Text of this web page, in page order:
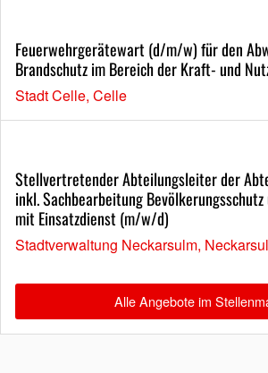
Feuerwehrgerätewart (d/m/w) für den
Brandschutz im Bereich der Kraft- und
Stadt Celle, Celle
Stellvertretender Abteilungsleiter der
inkl. Sachbearbeitung
mit Einsatzdienst (m/w/d)
Stadtverwaltung Neckarsulm,
Alle Angebote im